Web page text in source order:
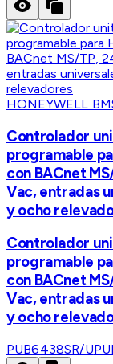
HONEYWELL
Controlador
programable
con BACnet
Vac, entradas
y ocho
Controlador
programable
con BACnet
Vac, entradas
y ocho
PUB6438SR/U